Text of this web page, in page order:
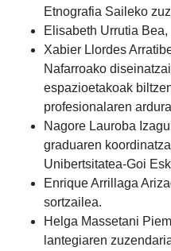
Etnografia Saileko
Elisabeth Urrutia
Xabier Llordes
Nafarroako
espazioetakoak
profesionalaren
Nagore Lauroba
graduaren
Unibertsitatea-Goi
Enrique Arrillaga
sortzailea.
Helga Massetani
lantegiaren